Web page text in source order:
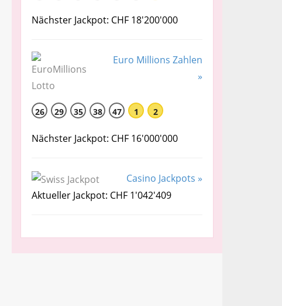
Nächster Jackpot: CHF 18'200'000
Euro Millions Zahlen
»
26 29 35 38 47 1 2
Nächster Jackpot: CHF 16'000'000
Casino Jackpots »
Aktueller Jackpot: CHF 1'042'409